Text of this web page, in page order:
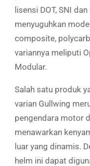
lisensi DOT, SNI
menyuguhkan
composite,
variannya meliputi
Modular.
Salah satu produk
varian Gullwing
pengendara motor
menawarkan
luar yang dinamis.
helm ini dapat